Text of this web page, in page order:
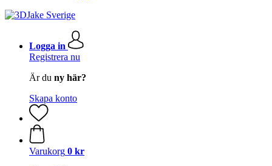
Logga in
Registrera nu
Är du ny här?
Skapa konto
Varukorg 0 kr